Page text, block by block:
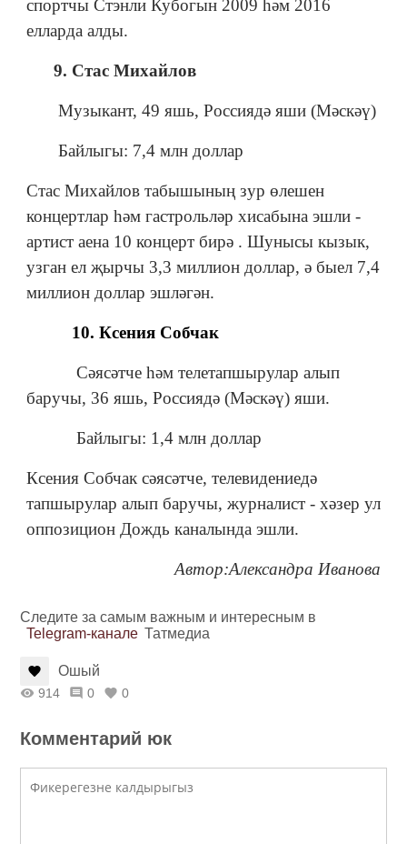
спортчы Стэнли Кубогын 2009 һәм 2016
елларда алды.
9. Стас Михайлов
Музыкант, 49 яшь, Россиядә яши (Мәскәү)
Байлыгы: 7,4 млн доллар
Стас Михайлов табышының зур өлешен
концертлар һәм гастрольләр хисабына эшли -
артист аена 10 концерт бирә . Шунысы кызык,
узган ел җырчы 3,3 миллион доллар, ә быел 7,4
миллион доллар эшләгән.
10. Ксения Собчак
Сәясәтче һәм телетапшырулар алып
баручы, 36 яшь, Россиядә (Мәскәү) яши.
Байлыгы: 1,4 млн доллар
Ксения Собчак сәясәтче, телевидениедә
тапшырулар алып баручы, журналист - хәзер ул
оппозицион Дождь каналында эшли.
Автор:Александра Иванова
Следите за самым важным и интересным в
Telegram-канале Татмедиа
Ошый
914 0 0
Комментарий юк